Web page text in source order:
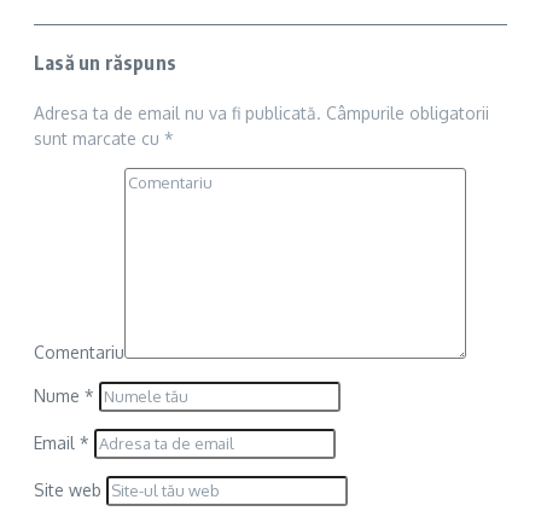
Lasă un răspuns
Adresa ta de email nu va fi publicată. Câmpurile obligatorii
sunt marcate cu *
Comentariu
Nume *
Email *
Site web